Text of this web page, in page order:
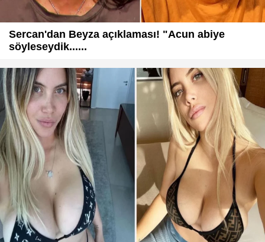
Sercan'dan Beyza açıklaması! "Acun abiye
söyleseydik......